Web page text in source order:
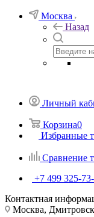
Москва
Назад
Личный
Корзина0
Избранные
Сравнение
+7 499 325-
Контактная
Москва,